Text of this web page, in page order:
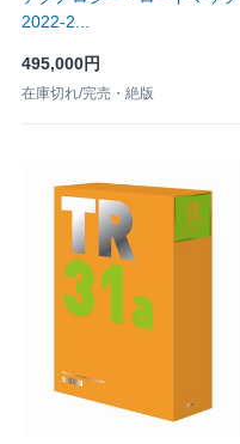
2022-2...
495,000円
在庫切れ/完売・絶版